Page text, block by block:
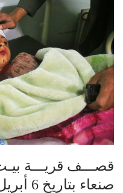
قصـــف قريـــة
صنعاء بتاريخ 6 أبريل 2015م